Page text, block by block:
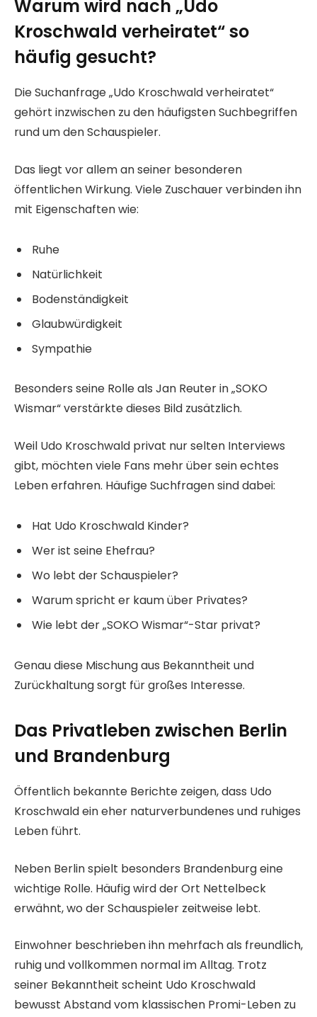
Warum wird nach „Udo
Kroschwald verheiratet“ so
häufig gesucht?
Die Suchanfrage „Udo Kroschwald verheiratet“
gehört inzwischen zu den häufigsten Suchbegriffen
rund um den Schauspieler.
Das liegt vor allem an seiner besonderen
öffentlichen Wirkung. Viele Zuschauer verbinden ihn
mit Eigenschaften wie:
Ruhe
Natürlichkeit
Bodenständigkeit
Glaubwürdigkeit
Sympathie
Besonders seine Rolle als Jan Reuter in „SOKO
Wismar“ verstärkte dieses Bild zusätzlich.
Weil Udo Kroschwald privat nur selten Interviews
gibt, möchten viele Fans mehr über sein echtes
Leben erfahren. Häufige Suchfragen sind dabei:
Hat Udo Kroschwald Kinder?
Wer ist seine Ehefrau?
Wo lebt der Schauspieler?
Warum spricht er kaum über Privates?
Wie lebt der „SOKO Wismar“-Star privat?
Genau diese Mischung aus Bekanntheit und
Zurückhaltung sorgt für großes Interesse.
Das Privatleben zwischen Berlin
und Brandenburg
Öffentlich bekannte Berichte zeigen, dass Udo
Kroschwald ein eher naturverbundenes und ruhiges
Leben führt.
Neben Berlin spielt besonders Brandenburg eine
wichtige Rolle. Häufig wird der Ort Nettelbeck
erwähnt, wo der Schauspieler zeitweise lebt.
Einwohner beschrieben ihn mehrfach als freundlich,
ruhig und vollkommen normal im Alltag. Trotz
seiner Bekanntheit scheint Udo Kroschwald
bewusst Abstand vom klassischen Promi-Leben zu